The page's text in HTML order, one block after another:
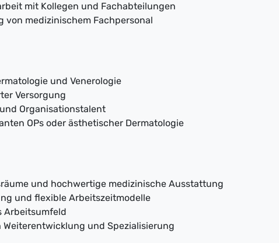
mit Kollegen und Fachabteilungen
medizinischem Fachpersonal
und Venerologie
Versorgung
Organisationstalent
OPs oder ästhetischer Dermatologie
und hochwertige medizinische Ausstattung
und flexible Arbeitszeitmodelle
Arbeitsumfeld
und Spezialisierung